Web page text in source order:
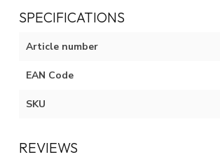
SPECIFICATIONS
Article number
EAN Code
SKU
REVIEWS